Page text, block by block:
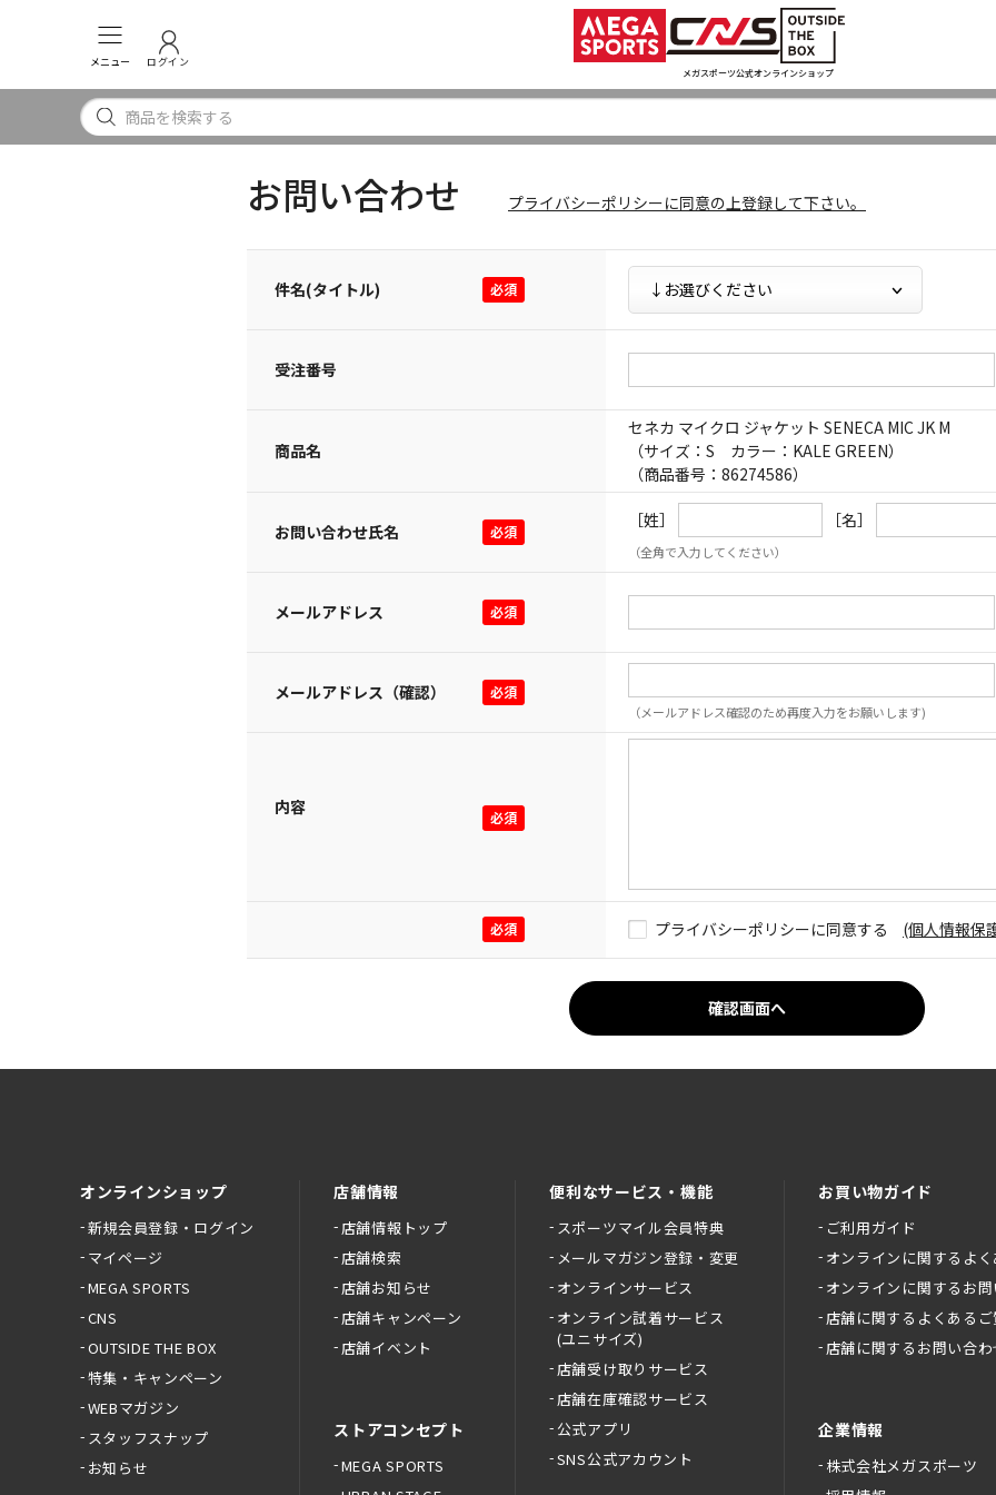
メニュー ログイン
メガスポーツ公式オンラインショップ
お問い合わせ プライバシーポリシーに同意の上登録して下さい。
件名(タイトル)
受注番号
商品名
セネカ マイクロ ジャケット SENECA MIC JK M
（サイズ：S カラー：KALE GREEN）
（商品番号：86274586）
お問い合わせ氏名
［姓］ ［名］
（全角で入力してください）
メールアドレス
メールアドレス（確認）
（メールアドレス確認のため再度入力をお願いします)
内容
プライバシーポリシーに同意する (個人情報保
オンラインショップ
新規会員登録・ログイン
マイページ
MEGA SPORTS
CNS
OUTSIDE THE BOX
特集・キャンペーン
WEBマガジン
スタッフスナップ
お知らせ
店舗情報
店舗情報トップ
店舗検索
店舗お知らせ
店舗キャンペーン
店舗イベント
ストアコンセプト
MEGA SPORTS
便利なサービス・機能
スポーツマイル会員特典
メールマガジン登録・変更
オンラインサービス
オンライン試着サービス
(ユニサイズ)
店舗受け取りサービス
店舗在庫確認サービス
公式アプリ
SNS公式アカウント
お買い物ガイド
ご利用ガイド
オンラインに関するよ
オンラインに関するお
店舗に関するよくあるご
店舗に関するお問い合わ
企業情報
株式会社メガスポーツ